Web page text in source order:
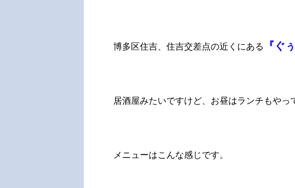
博多区住吉、住吉交差点の近くにある 『ぐ
居酒屋みたいですけど、お昼はランチもやっ
メニューはこんな感じです。